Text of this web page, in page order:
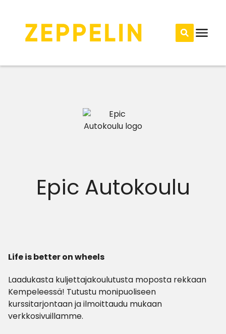
Epic Autokoulu
Life is better on wheels
Laadukasta kuljettajakoulutusta moposta rekkaan
Kempeleessä! Tutustu monipuoliseen
kurssitarjontaan ja ilmoittaudu mukaan
verkkosivuillamme.